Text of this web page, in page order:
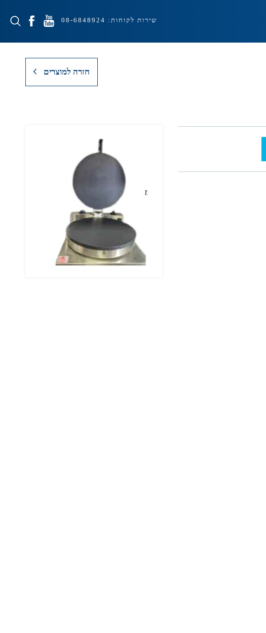
שירות לקוחות: 08-6848924
חזרה למוצרים